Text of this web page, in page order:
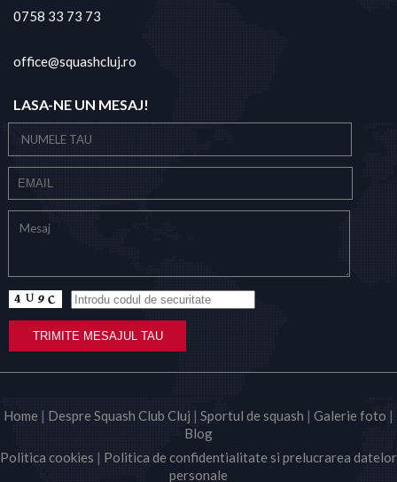
0758 33 73 73
office@squashcluj.ro
LASA-NE UN MESAJ!
Home | Despre Squash Club Cluj | Sportul de squash | Galerie foto |
Blog
Politica cookies | Politica de confidentialitate si prelucrarea datelor
personale